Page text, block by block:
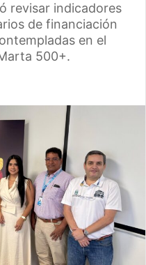
revisar indicadores
de financiación
en el
500+.